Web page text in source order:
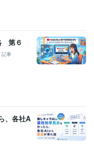
第６
記事
、各社A